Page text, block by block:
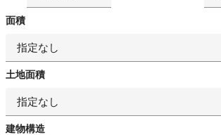
面積
指定なし
土地面積
指定なし
建物構造